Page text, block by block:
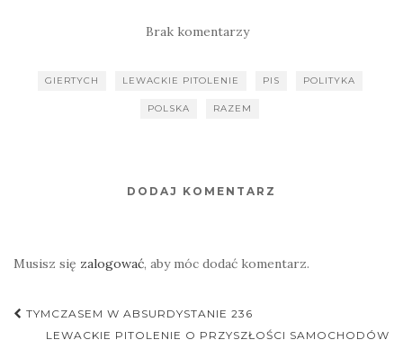
Brak komentarzy
GIERTYCH LEWACKIE PITOLENIE PIS POLITYKA
POLSKA RAZEM
DODAJ KOMENTARZ
Musisz się zalogować, aby móc dodać komentarz.
Nawigacja
postu
TYMCZASEM W ABSURDYSTANIE 236
LEWACKIE PITOLENIE O PRZYSZŁOŚCI SAMOCHODÓW